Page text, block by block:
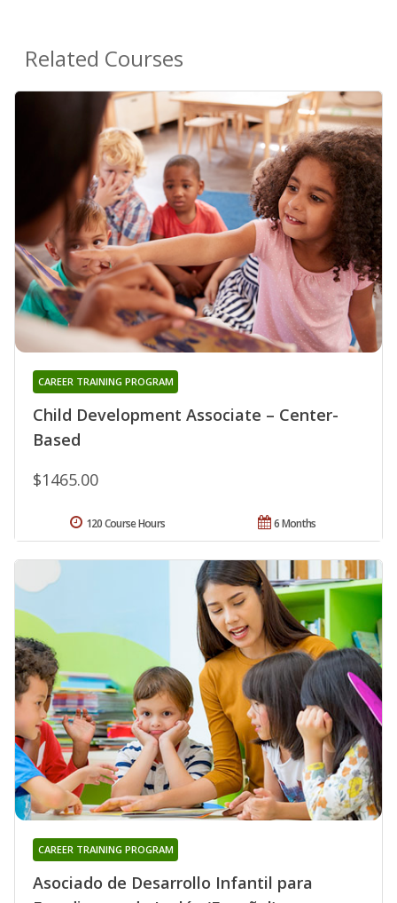
Related Courses
Child Development Associate – Center-
Based
CAREER TRAINING PROGRAM
$1465.00
6 Months
120 Course Hours
Asociado de Desarrollo Infantil para
CAREER TRAINING PROGRAM